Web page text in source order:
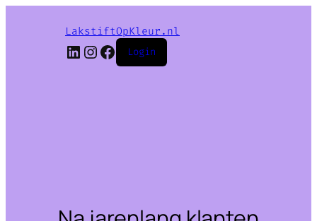
LakstiftOpKleur.nl
LinkedIn
Instagram
Facebook
Login